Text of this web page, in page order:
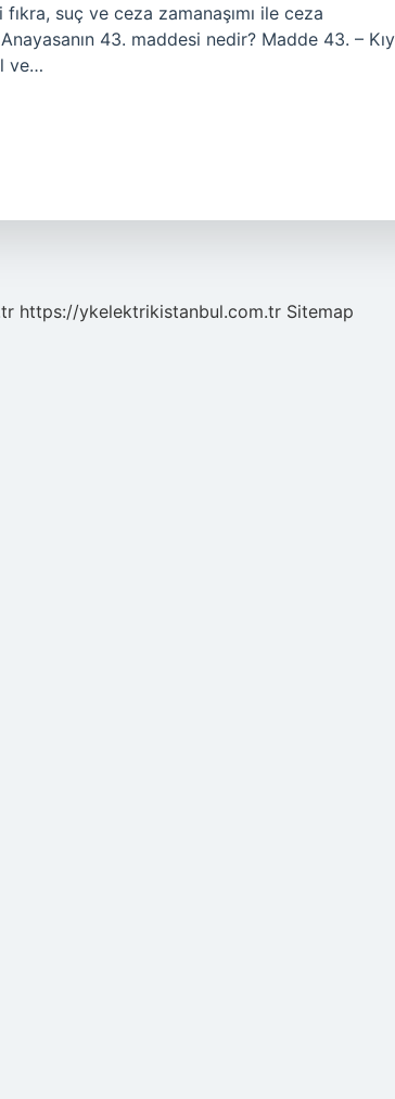
suç ve ceza zamanaşımı ile ceza
43. maddesi nedir? Madde 43. –
ve…
https://ykelektrikistanbul.com.tr Sitemap